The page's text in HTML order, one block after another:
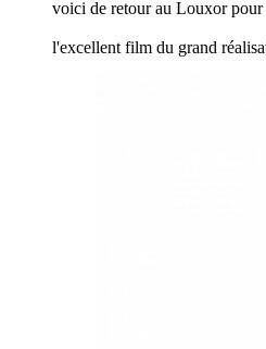
voici de retour au Louxor pour
Pour
l'excellent film du grand